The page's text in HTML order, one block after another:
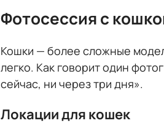
Фотосессия с
Кошки — более сложные
легко. Как говорит один
сейчас, ни через три дня».
Локации для кошек